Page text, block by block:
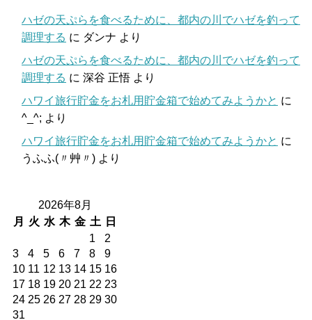
ハゼの天ぷらを食べるために、都内の川でハゼを釣って
調理する に ダンナ より
ハゼの天ぷらを食べるために、都内の川でハゼを釣って
調理する に 深谷 正悟 より
ハワイ旅行貯金をお札用貯金箱で始めてみようかと に
^_^; より
ハワイ旅行貯金をお札用貯金箱で始めてみようかと に
うふふ(〃艸〃) より
2026年8月
月
火 水 木 金 土
日
1
2
3
4 5 6 7 8
9
10 11 12 13 14 15 16
17 18 19 20 21 22 23
24 25 26 27 28 29 30
31